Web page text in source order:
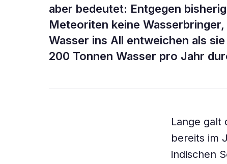
aber bedeutet: Entgegen
Meteoriten keine
Wasser ins All entweichen als
200 Tonnen Wasser pro Jahr
Lange galt
bereits im
indischen